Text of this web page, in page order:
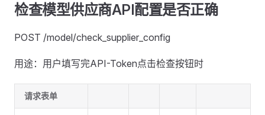
检查模型供应商API配置是否正确
POST /model/check_supplier_config
用途：用户填写完API-Token点击检查按钮时
请求表单